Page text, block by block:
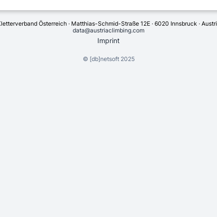
Österreich · Matthias-Schmid-Straße 12E · 6020 Innsbruck ·
data@austriaclimbing.com
Imprint
© [db]netsoft2025